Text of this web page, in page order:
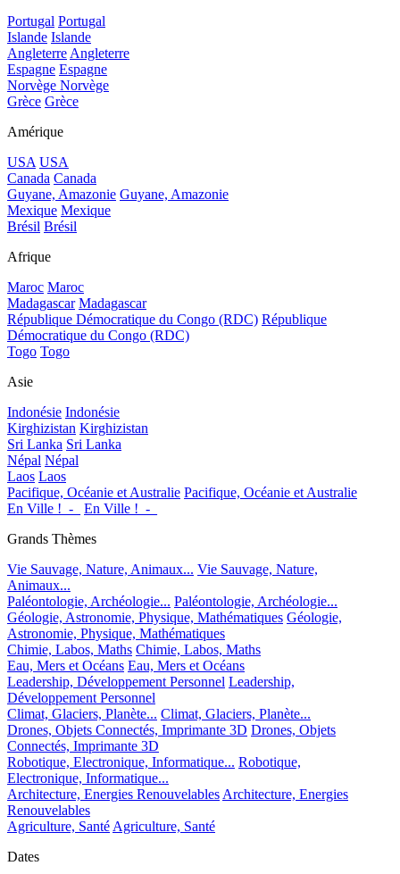
Portugal Portugal
Islande Islande
AngleterreAngleterre
Espagne Espagne
Norvège Norvège
Grèce Grèce
Amérique
USA USA
Canada Canada
Guyane, Amazonie Guyane, Amazonie
Mexique Mexique
Brésil Brésil
Afrique
Maroc Maroc
Madagascar Madagascar
République Démocratique du Congo (RDC) République
Démocratique du Congo (RDC)
Togo Togo
Asie
Indonésie Indonésie
Kirghizistan Kirghizistan
Sri Lanka Sri Lanka
Népal Népal
Laos Laos
Pacifique, Océanie et Australie Pacifique, Océanie et Australie
En Ville !_-_
En Ville !_-_
Grands Thèmes
Vie Sauvage, Nature, Animaux... Vie Sauvage, Nature,
Animaux...
Paléontologie, Archéologie... Paléontologie, Archéologie...
Géologie, Astronomie, Physique, Mathématiques Géologie,
Astronomie, Physique, Mathématiques
Chimie, Labos, Maths Chimie, Labos, Maths
Eau, Mers et Océans Eau, Mers et Océans
Leadership, Développement Personnel Leadership,
Développement Personnel
Climat, Glaciers, Planète... Climat, Glaciers, Planète...
Drones, Objets Connectés, Imprimante 3D Drones, Objets
Connectés, Imprimante 3D
Robotique, Electronique, Informatique... Robotique,
Electronique, Informatique...
Architecture, Energies RenouvelablesArchitecture, Energies
Renouvelables
Agriculture, SantéAgriculture, Santé
Dates